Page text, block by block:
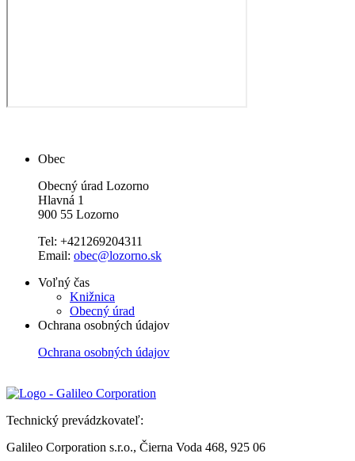
Obec
Obecný úrad Lozorno
Hlavná 1
900 55 Lozorno
Tel: +421269204311
Email: obec@lozorno.sk
Voľný čas
Knižnica
Obecný úrad
Ochrana osobných údajov
Ochrana osobných údajov
Technický prevádzkovateľ:
Galileo Corporation s.r.o., Čierna Voda 468, 925 06